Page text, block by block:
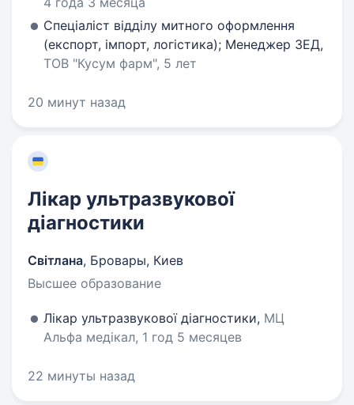
Спеціаліст відділу митного оформлення
(експорт, імпорт, логістика); Менеджер ЗЕД,
ТОВ "Кусум фарм", 5 лет
20 минут назад
Лікар ультразвукової
діагностики
Світлана, Бровары, Киев
Высшее образование
Лікар ультразвукової діагностики, МЦ
Альфа медікал, 1 год 5 месяцев
22 минуты назад